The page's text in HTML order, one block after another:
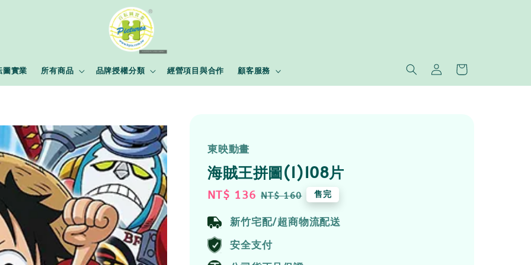
圖實業 所有商品 品牌授權分類 經營項目與合作 顧客服務
東映動畫
海賊王拼圖(1)108片
Sale
NT$ 136 Regular
NT$ 160 售完
新竹宅配/超商物流配送
安全支付